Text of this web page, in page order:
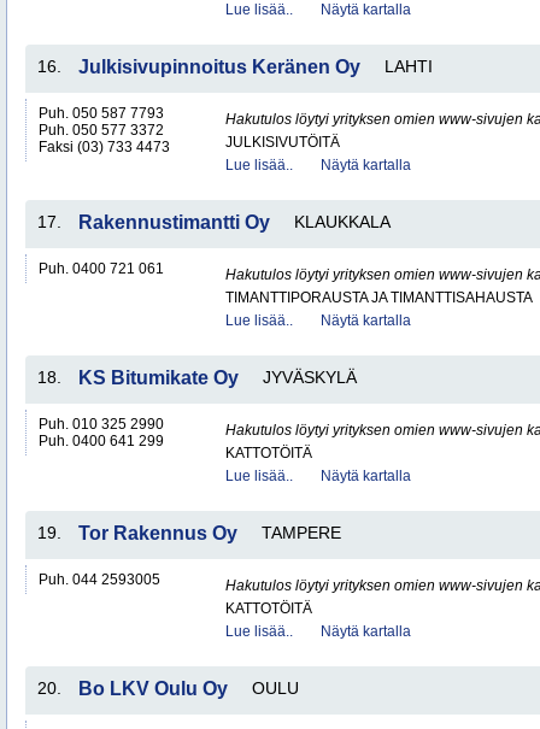
Lue lisää..
Näytä kartalla
16. Julkisivupinnoitus Keränen Oy LAHTI
Puh. 050 587 7793
Puh. 050 577 3372
Faksi (03) 733 4473
Hakutulos löytyi yrityksen omien www-sivujen
JULKISIVUTÖITÄ
Lue lisää..
Näytä kartalla
17. Rakennustimantti Oy KLAUKKALA
Puh. 0400 721 061
Hakutulos löytyi yrityksen omien www-sivujen
TIMANTTIPORAUSTA JA TIMANTTISAHAUSTA
Lue lisää..
Näytä kartalla
18. KS Bitumikate Oy JYVÄSKYLÄ
Puh. 010 325 2990
Puh. 0400 641 299
Hakutulos löytyi yrityksen omien www-sivujen
KATTOTÖITÄ
Lue lisää..
Näytä kartalla
19. Tor Rakennus Oy TAMPERE
Puh. 044 2593005
Hakutulos löytyi yrityksen omien www-sivujen
KATTOTÖITÄ
Lue lisää..
Näytä kartalla
20. Bo LKV Oulu Oy OULU